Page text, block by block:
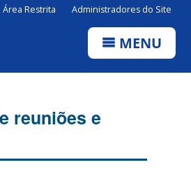
Área Restrita Administradores do Site
MENU
reuniões e